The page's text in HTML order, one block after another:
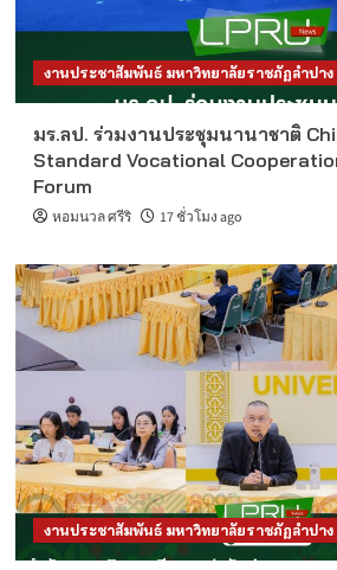
งานประชาสัมพันธ์ มหาวิทยาลัยราชภัฏลำปาง
มร.ลป. ร่วมงานประชุมนานาชาติ
Standard Vocational
Forum
หอมนวล ศรีริ 17 ชั่วโมง ago
งานประชาสัมพันธ์ มหาวิทยาลัยราชภัฏลำปาง